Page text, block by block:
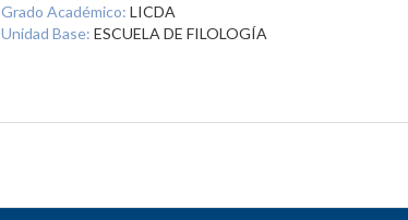
Grado Académico: LICDA
Unidad Base: ESCUELA DE FILOLOGÍA